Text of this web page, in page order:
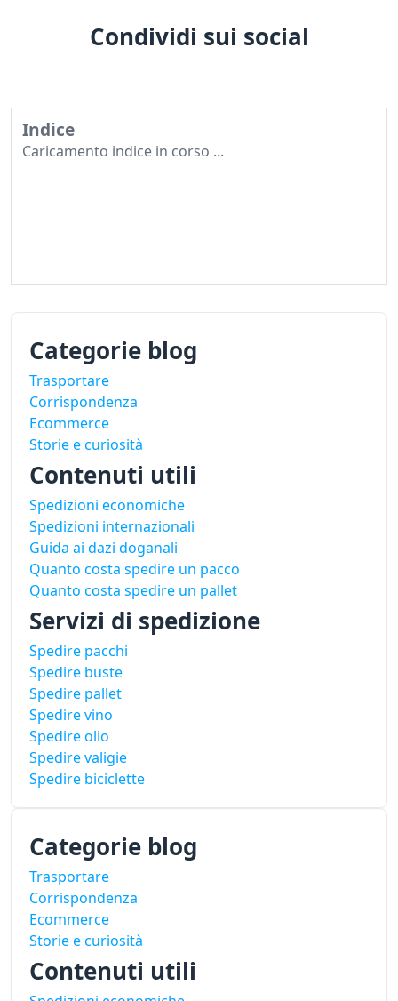
Condividi sui social
Indice
Caricamento indice in corso ...
Categorie blog
Trasportare
Corrispondenza
Ecommerce
Storie e curiosità
Contenuti utili
Spedizioni economiche
Spedizioni internazionali
Guida ai dazi doganali
Quanto costa spedire un pacco
Quanto costa spedire un pallet
Servizi di spedizione
Spedire pacchi
Spedire buste
Spedire pallet
Spedire vino
Spedire olio
Spedire valigie
Spedire biciclette
Categorie blog
Trasportare
Corrispondenza
Ecommerce
Storie e curiosità
Contenuti utili